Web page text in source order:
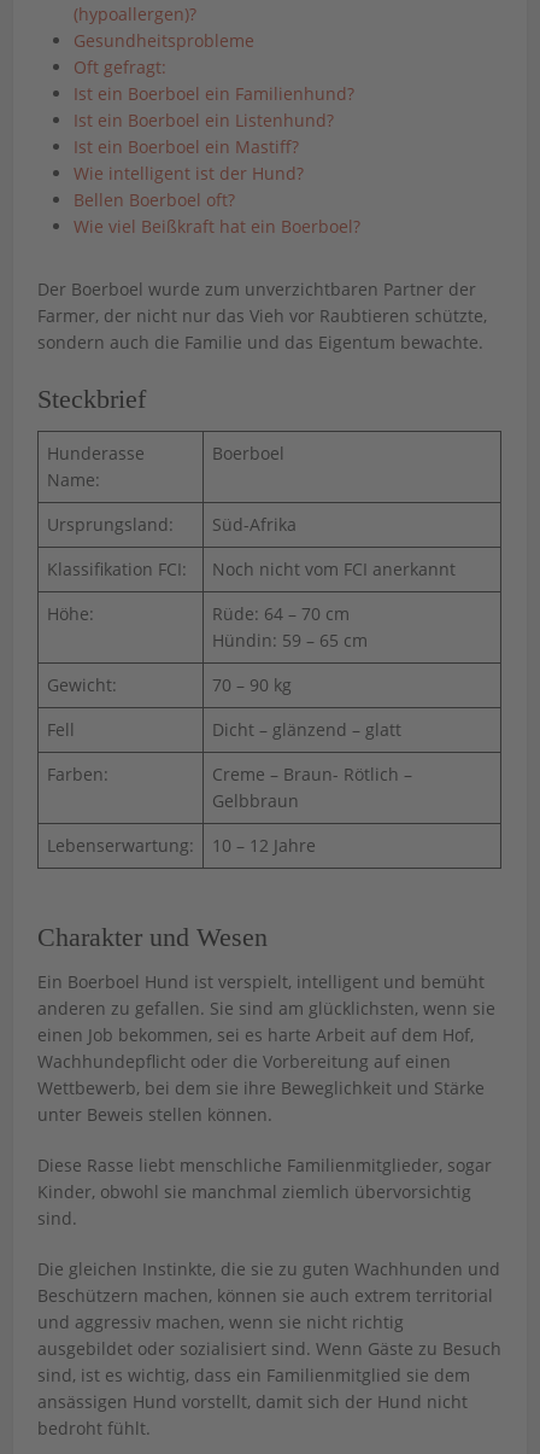
(hypoallergen)?
Gesundheitsprobleme
Oft gefragt:
Ist ein Boerboel ein Familienhund?
Ist ein Boerboel ein Listenhund?
Ist ein Boerboel ein Mastiff?
Wie intelligent ist der Hund?
Bellen Boerboel oft?
Wie viel Beißkraft hat ein Boerboel?
Der Boerboel wurde zum unverzichtbaren Partner der
Farmer, der nicht nur das Vieh vor Raubtieren schützte,
sondern auch die Familie und das Eigentum bewachte.
Steckbrief
Hunderasse
Name:
Boerboel
Ursprungsland:
Süd-Afrika
Klassifikation FCI:
Noch nicht vom FCI anerkannt
Höhe:
Rüde: 64 – 70 cm
Hündin: 59 – 65 cm
Gewicht:
70 – 90 kg
Fell
Dicht – glänzend – glatt
Farben:
Creme – Braun- Rötlich –
Gelbbraun
Lebenserwartung:
10 – 12 Jahre
Charakter und Wesen
Ein Boerboel Hund ist verspielt, intelligent und bemüht
anderen zu gefallen. Sie sind am glücklichsten, wenn sie
einen Job bekommen, sei es harte Arbeit auf dem Hof,
Wachhundepflicht oder die Vorbereitung auf einen
Wettbewerb, bei dem sie ihre Beweglichkeit und Stärke
unter Beweis stellen können.
Diese Rasse liebt menschliche Familienmitglieder, sogar
Kinder, obwohl sie manchmal ziemlich übervorsichtig
sind.
Die gleichen Instinkte, die sie zu guten Wachhunden und
Beschützern machen, können sie auch extrem territorial
und aggressiv machen, wenn sie nicht richtig
ausgebildet oder sozialisiert sind. Wenn Gäste zu Besuch
sind, ist es wichtig, dass ein Familienmitglied sie dem
ansässigen Hund vorstellt, damit sich der Hund nicht
bedroht fühlt.